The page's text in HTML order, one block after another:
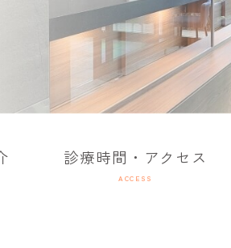
診療時間・アクセス
ACCESS